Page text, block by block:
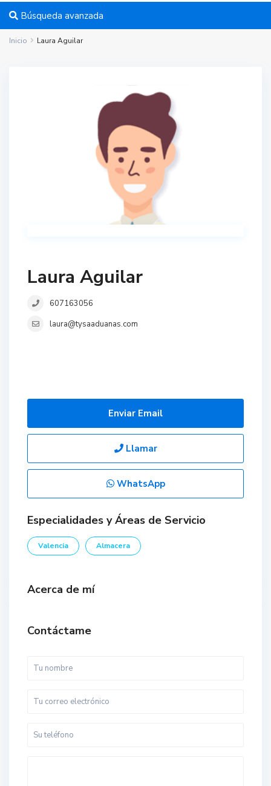
Búsqueda avanzada
Inicio Laura Aguilar
Laura Aguilar
607163056
laura@tysaaduanas.com
Enviar Email
Llamar
WhatsApp
Especialidades y Áreas de Servicio
Valencia Almacera
Acerca de mí
Contáctame